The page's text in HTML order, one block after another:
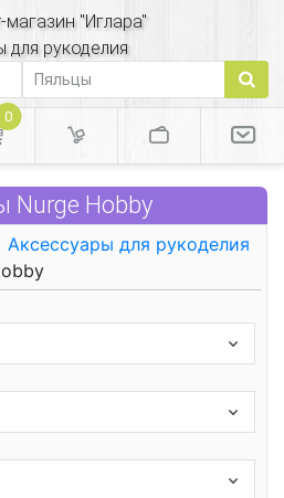
магазин "Иглара"
для рукоделия
0
Nurge Hobby
Аксессуары для рукоделия